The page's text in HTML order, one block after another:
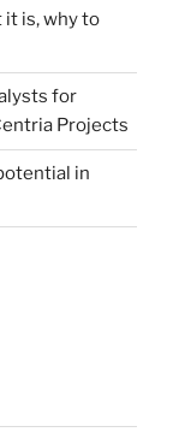
it is, why to
for
Projects
in